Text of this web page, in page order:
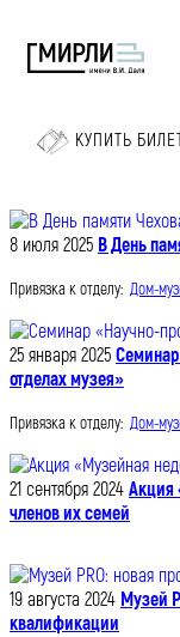
КУПИТЬ
8 июля 2025 В День
Привязка к отделу: Дом-
25 января 2025
отделах музея»
Привязка к отделу: Дом-
21 сентября 2024 Акция
членов их семей
19 августа 2024 Музей
квалификации